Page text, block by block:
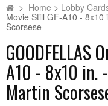
> Home > Lobby
Movie Still GF-A10 -
Scorsese
A10 - 8x10 in.
Martin